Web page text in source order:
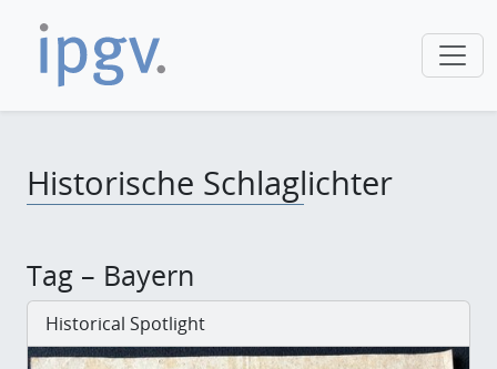
Historische Schlaglichter
Tag – Bayern
Historical Spotlight